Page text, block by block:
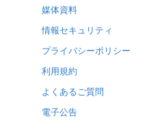
媒体資料
情報セキュリティ
プライバシーポリシー
利用規約
よくあるご質問
電子公告